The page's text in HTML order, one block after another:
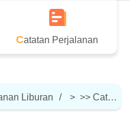
Catatan Perjalanan
Liburan > >> Catatan Perjalanan